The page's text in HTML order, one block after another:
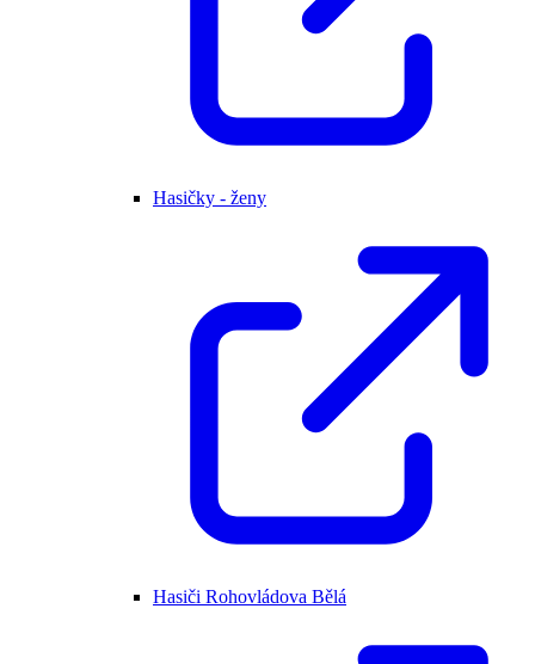
Hasičky - ženy
Hasiči Rohovládova Bělá